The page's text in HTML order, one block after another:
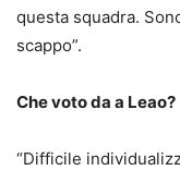
questa squadra.
scappo”.
Che voto da a Leao?
“Difficile